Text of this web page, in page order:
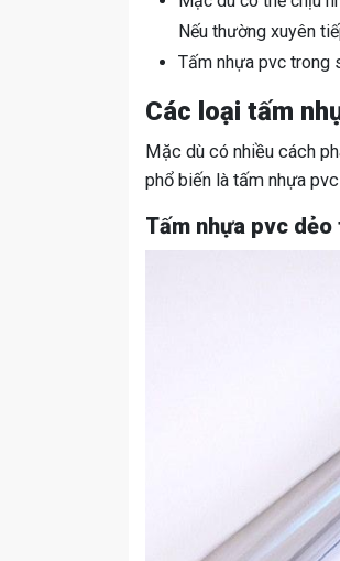
Nếu thường xuyên
Tấm nhựa pvc trong
Các loại tấm
Mặc dù có nhiều cách
phổ biến là tấm nhựa
Tấm nhựa pvc